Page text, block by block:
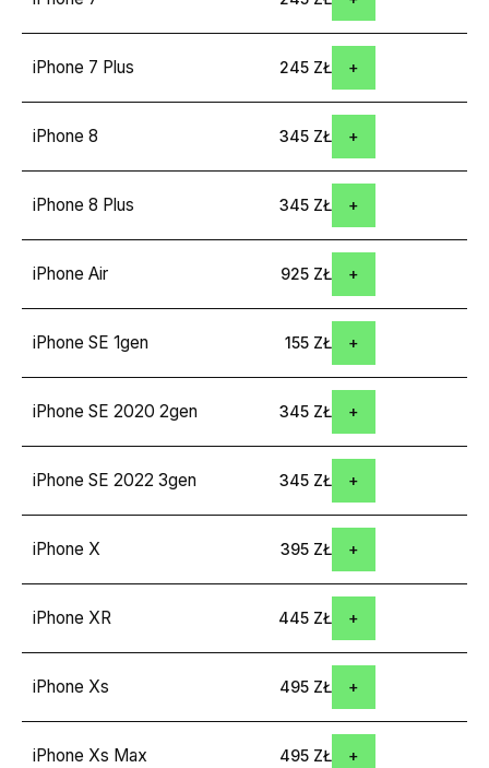
iPhone 7 Plus 245 ZŁ
iPhone 8 345 ZŁ
iPhone 8 Plus 345 ZŁ
iPhone Air 925 ZŁ
iPhone SE 1gen 155 ZŁ
iPhone SE 2020 2gen 345 ZŁ
iPhone SE 2022 3gen 345 ZŁ
iPhone X 395 ZŁ
iPhone XR 445 ZŁ
iPhone Xs 495 ZŁ
iPhone Xs Max 495 ZŁ